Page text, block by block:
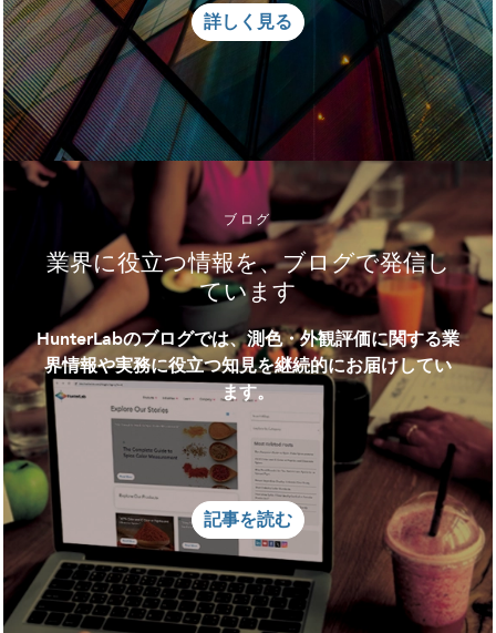
詳しく見る
ブログ
業界に役立つ情報を、ブログで発信し
ています
HunterLabのブログでは、測色・外観評価に関する業
界情報や実務に役立つ知見を継続的にお届けしてい
ます。
記事を読む